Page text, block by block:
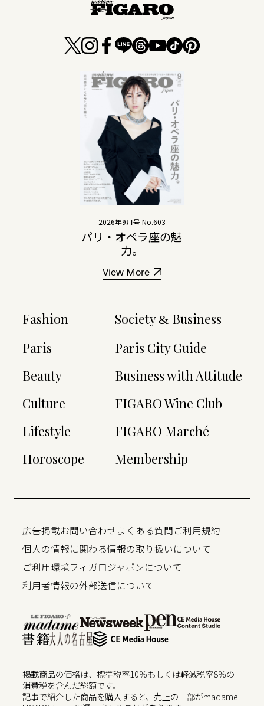
2026年9月号 No.603
パリ・オペラ座の魅
力。
View More
Fashion
Paris
Beauty
Culture
Lifestyle
Horoscope
Society& Business
Paris City Guide
Business with Attitude
FIGARO Wine Club
FIGARO Marché
Membership
広告掲載お問い合わせよくある質問ご利用規約
個人の情報に関わる情報の取り扱いについて
ご利用環境フィガロジャポンについて
利用者情報の外部送信について
掲載商品の価格は、標準税率10％もしくは軽減税率8％の
消費税を含んだ総額です。
記事で紹介した商品を購入すると、売上の一部がmadame